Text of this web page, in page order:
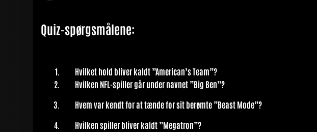
Quiz-spørgsmålene:
Hvilket hold bliver kaldt ”American’s Team”?
Hvilken NFL-spiller går under navnet ”Big Ben”?
Hvem var kendt for at tænde for sit berømte ”Beast Mode”?
Hvilken spiller bliver kaldt ”Megatron”?